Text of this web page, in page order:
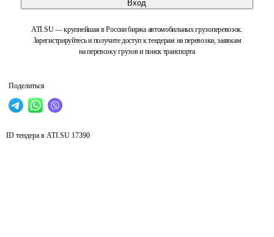
Вход
ATI.SU — крупнейшая в России биржа автомобильных грузоперевозок.
Зарегистрируйтесь и получите доступ к тендерам на перевозки, заявкам
на перевозку грузов и поиск транспорта
Поделиться
ID тендера в ATI.SU 17390